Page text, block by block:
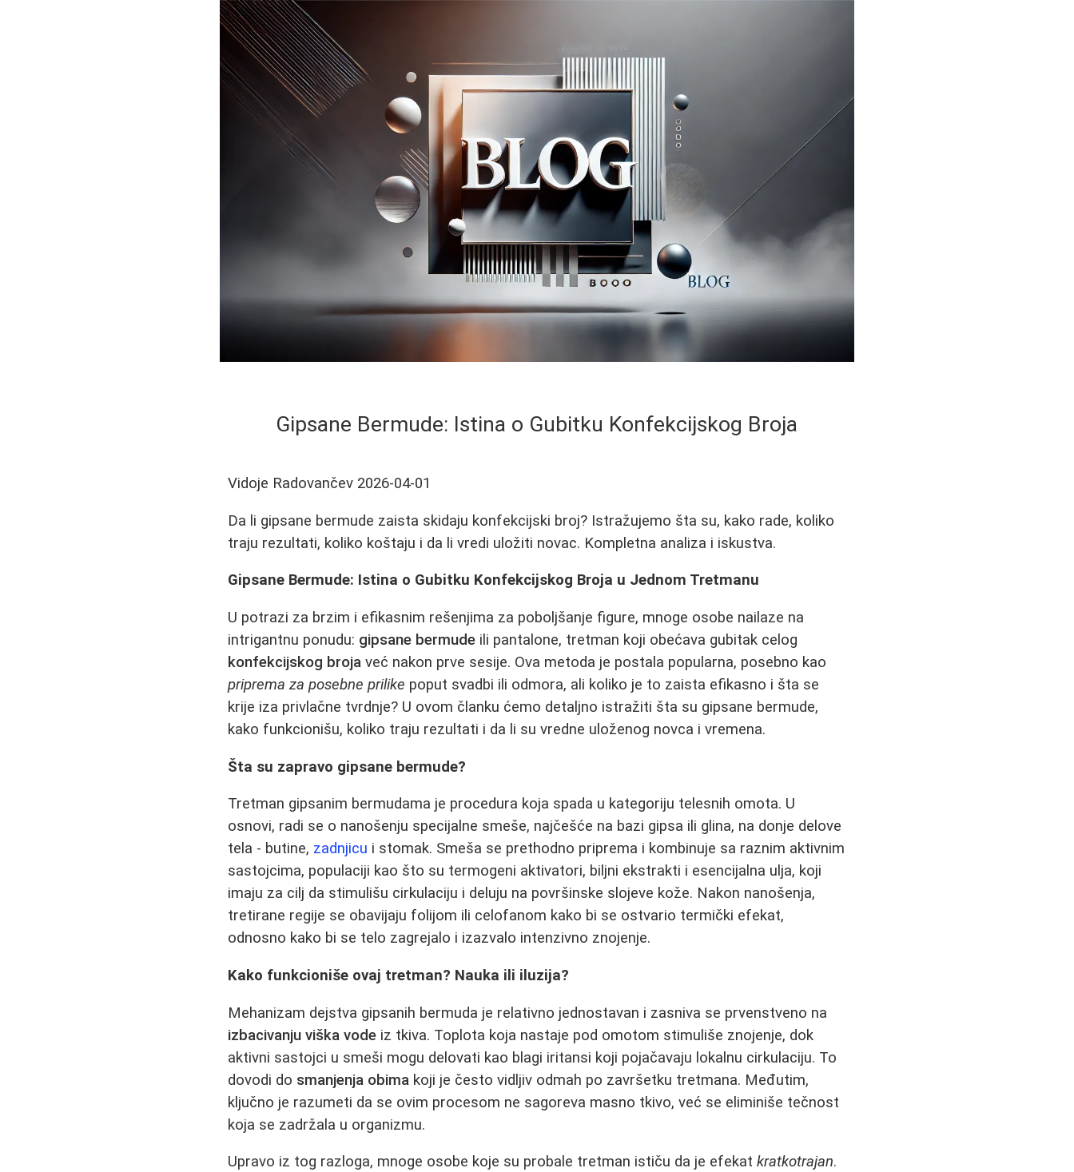
Gipsane Bermude: Istina o Gubitku Konfekcijskog Broja
Vidoje Radovančev 2026-04-01
Da li gipsane bermude zaista skidaju konfekcijski broj? Istražujemo šta su, kako rade, koliko
traju rezultati, koliko koštaju i da li vredi uložiti novac. Kompletna analiza i iskustva.
Gipsane Bermude: Istina o Gubitku Konfekcijskog Broja u Jednom Tretmanu
U potrazi za brzim i efikasnim rešenjima za poboljšanje figure, mnoge osobe nailaze na
intrigantnu ponudu: gipsane bermude ili pantalone, tretman koji obećava gubitak celog
konfekcijskog broja već nakon prve sesije. Ova metoda je postala popularna, posebno kao
priprema za posebne prilike poput svadbi ili odmora, ali koliko je to zaista efikasno i šta se
krije iza privlačne tvrdnje? U ovom članku ćemo detaljno istražiti šta su gipsane bermude,
kako funkcionišu, koliko traju rezultati i da li su vredne uloženog novca i vremena.
Šta su zapravo gipsane bermude?
Tretman gipsanim bermudama je procedura koja spada u kategoriju telesnih omota. U
osnovi, radi se o nanošenju specijalne smeše, najčešće na bazi gipsa ili glina, na donje delove
tela - butine, zadnjicu i stomak. Smeša se prethodno priprema i kombinuje sa raznim aktivnim
sastojcima, populaciji kao što su termogeni aktivatori, biljni ekstrakti i esencijalna ulja, koji
imaju za cilj da stimulišu cirkulaciju i deluju na površinske slojeve kože. Nakon nanošenja,
tretirane regije se obavijaju folijom ili celofanom kako bi se ostvario termički efekat,
odnosno kako bi se telo zagrejalo i izazvalo intenzivno znojenje.
Kako funkcioniše ovaj tretman? Nauka ili iluzija?
Mehanizam dejstva gipsanih bermuda je relativno jednostavan i zasniva se prvenstveno na
izbacivanju viška vode iz tkiva. Toplota koja nastaje pod omotom stimuliše znojenje, dok
aktivni sastojci u smeši mogu delovati kao blagi iritansi koji pojačavaju lokalnu cirkulaciju. To
dovodi do smanjenja obima koji je često vidljiv odmah po završetku tretmana. Međutim,
ključno je razumeti da se ovim procesom ne sagoreva masno tkivo, već se eliminiše tečnost
koja se zadržala u organizmu.
Upravo iz tog razloga, mnoge osobe koje su probale tretman ističu da je efekatkratkotrajan.